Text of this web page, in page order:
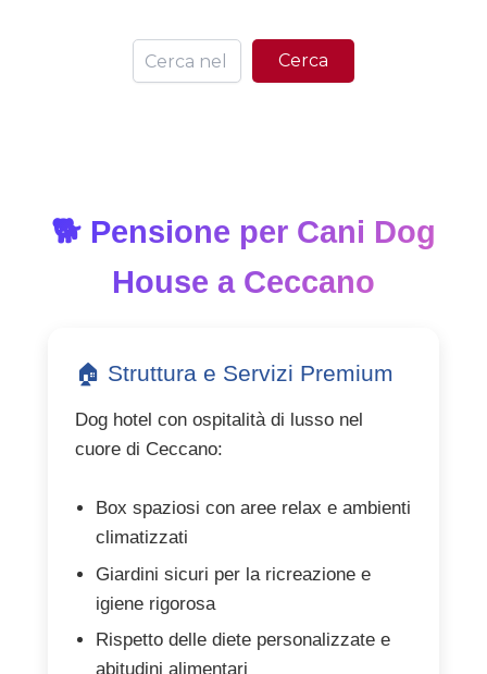
Cerca
🐕 Pensione per Cani Dog
House a Ceccano
🏠 Struttura e Servizi Premium
Dog hotel con ospitalità di lusso nel
cuore di Ceccano:
Box spaziosi con aree relax e ambienti
climatizzati
Giardini sicuri per la ricreazione e
igiene rigorosa
Rispetto delle diete personalizzate e
abitudini alimentari